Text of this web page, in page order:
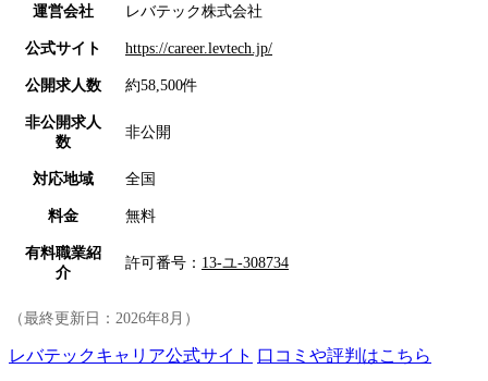
運営会社 レバテック株式会社
公式サイト https://career.levtech.jp/
公開求人数 約58,500件
非公開求人
数
非公開
対応地域 全国
料金 無料
有料職業紹
介
許可番号： 13-ユ-308734
（最終更新日： 2026年8月 ）
レバテックキャリア公式サイト 口コミや評判はこちら